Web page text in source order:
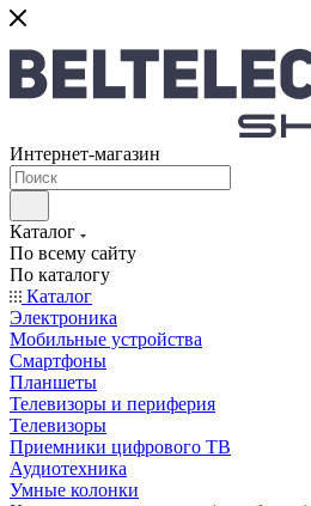
Интернет-магазин
Каталог
По всему сайту
По каталогу
Каталог
Электроника
Мобильные устройства
Смартфоны
Планшеты
Телевизоры и периферия
Телевизоры
Приемники цифрового ТВ
Аудиотехника
Умные колонки